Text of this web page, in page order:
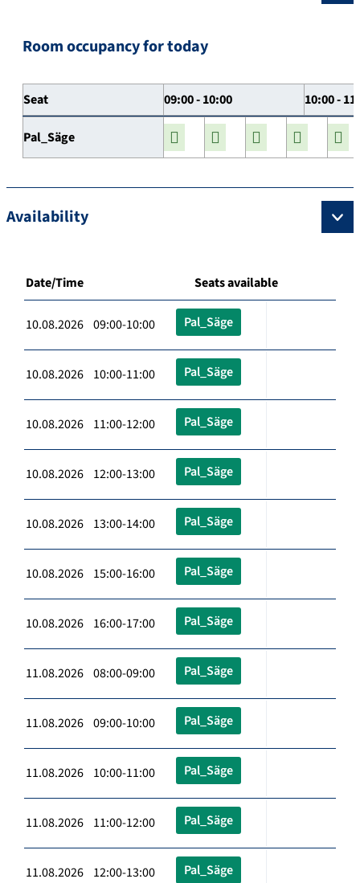
Room occupancy for today
Seat 09:00 - 10:00 10:00 -
Pal_Säge
Availability
Date/Time Seats available
10.08.2026 09:00-10:00 Pal_Säge
10.08.2026 10:00-11:00 Pal_Säge
10.08.2026 11:00-12:00 Pal_Säge
10.08.2026 12:00-13:00 Pal_Säge
10.08.2026 13:00-14:00 Pal_Säge
10.08.2026 15:00-16:00 Pal_Säge
10.08.2026 16:00-17:00 Pal_Säge
11.08.2026 08:00-09:00 Pal_Säge
11.08.2026 09:00-10:00 Pal_Säge
11.08.2026 10:00-11:00 Pal_Säge
11.08.2026 11:00-12:00 Pal_Säge
11.08.2026 12:00-13:00 Pal_Säge